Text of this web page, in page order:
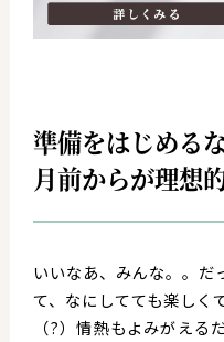
準備をはじめる
月前からが理想
いいなあ、みんな。。だ
て、なにしてても楽しく
（?）情熱もよみがえる